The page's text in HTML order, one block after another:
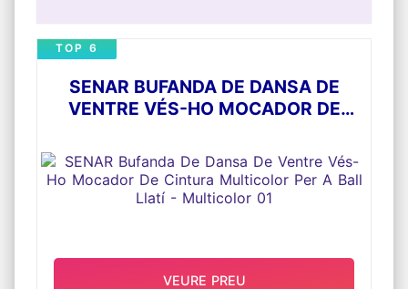
SENAR BUFANDA DE DANSA DE
VENTRE VÉS-HO MOCADOR DE
LLATÍ - MULTICOLOR 01
TOP 6
VEURE PREU